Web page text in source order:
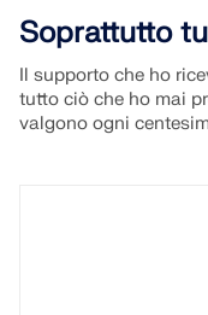
Soprattutto
Il supporto che ho
tutto ciò che ho mai
valgono ogni